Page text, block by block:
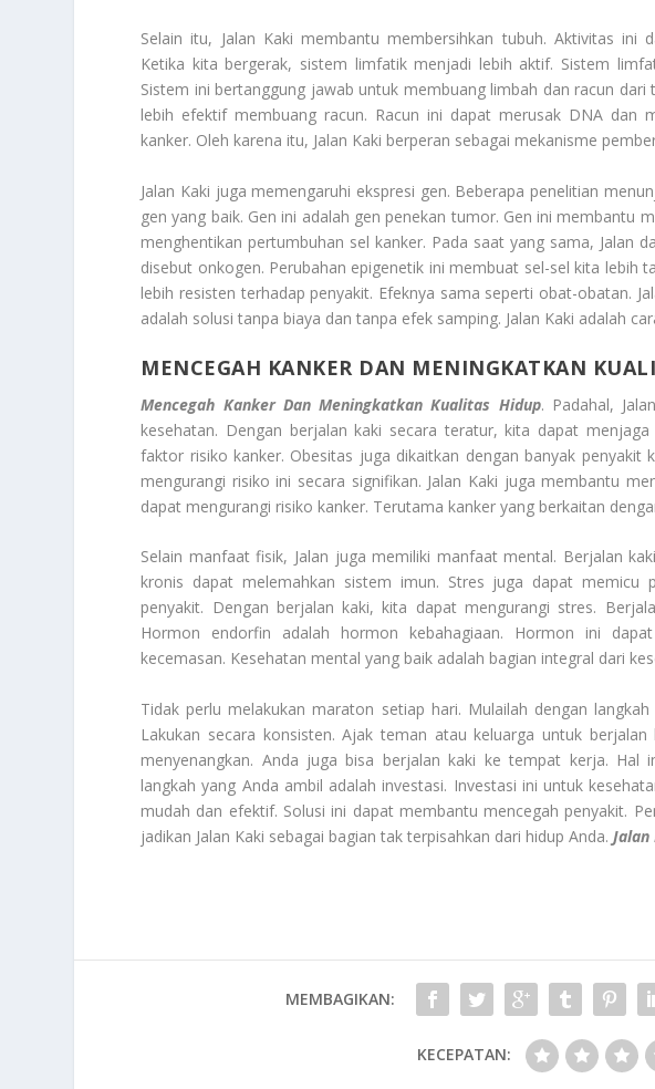
Selain itu, Jalan Kaki membantu membersihkan tubuh. Aktivitas ini
Ketika kita bergerak, sistem limfatik menjadi lebih aktif. Sistem
Sistem ini bertanggung jawab untuk membuang limbah dan racun
lebih efektif membuang racun. Racun ini dapat merusak DNA dan
kanker. Oleh karena itu, Jalan Kaki berperan sebagai mekanisme
Jalan Kaki juga memengaruhi ekspresi gen. Beberapa penelitian
gen yang baik. Gen ini adalah gen penekan tumor. Gen ini membantu
menghentikan pertumbuhan sel kanker. Pada saat yang sama, Jalan
disebut onkogen. Perubahan epigenetik ini membuat sel-sel kita lebih
lebih resisten terhadap penyakit. Efeknya sama seperti obat-obatan.
adalah solusi tanpa biaya dan tanpa efek samping. Jalan Kaki adalah
MENCEGAH KANKER DAN MENINGKATKAN
Mencegah Kanker Dan Meningkatkan Kualitas Hidup. Padahal,
kesehatan. Dengan berjalan kaki secara teratur, kita dapat
faktor risiko kanker. Obesitas juga dikaitkan dengan banyak penyakit
mengurangi risiko ini secara signifikan. Jalan Kaki juga membantu
dapat mengurangi risiko kanker. Terutama kanker yang berkaitan
Selain manfaat fisik, Jalan juga memiliki manfaat mental. Berjalan
kronis dapat melemahkan sistem imun. Stres juga dapat memicu
penyakit. Dengan berjalan kaki, kita dapat mengurangi stres.
Hormon endorfin adalah hormon kebahagiaan. Hormon ini
kecemasan. Kesehatan mental yang baik adalah bagian integral dari
Tidak perlu melakukan maraton setiap hari. Mulailah dengan
Lakukan secara konsisten. Ajak teman atau keluarga untuk
menyenangkan. Anda juga bisa berjalan kaki ke tempat kerja. Hal
langkah yang Anda ambil adalah investasi. Investasi ini untuk
mudah dan efektif. Solusi ini dapat membantu mencegah penyakit.
jadikan Jalan Kaki sebagai bagian tak terpisahkan dari hidup Anda. Jalan
MEMBAGIKAN:
KECEPATAN: